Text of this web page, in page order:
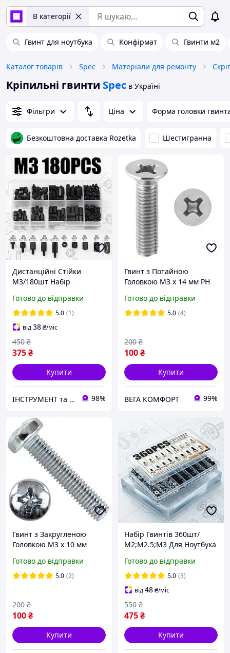
В категорії
Гвинт для ноутбука Конфірмат Гвинти м2
Каталог товарів Spec Матеріали для ремонту
Кріпильні гвинти Spec в Україні
Фільтри Ціна Форма головки
Безкоштовна доставка Rozetka Шестигранна
Дистанційні Стійки
М3/180шт Набір
Друкованих Плат Spec
(SP-0670183)
Готово до відправки
5.0 (1)
від38₴/міс
375₴
450 ₴
Купити
ІНСТРУМЕНТ та МЕТИЗИ 98%
Гвинт з Потайною
Головкою М3 х 14 мм PH
Готово до відправки
5.0 (4)
100₴
200 ₴
Купити
ВЕГА КОМФОРТ 99%
Гвинт з Закругленою
Головкою М3 х 10 мм
DIN 7985
Готово до відправки
5.0 (2)
100₴
200 ₴
Купити
Набір Гвинтів 360шт/
М2;М2.5;М3 Для Ноутбука
067360)
Готово до відправки
5.0 (3)
від48₴/міс
475₴
550 ₴
Купити